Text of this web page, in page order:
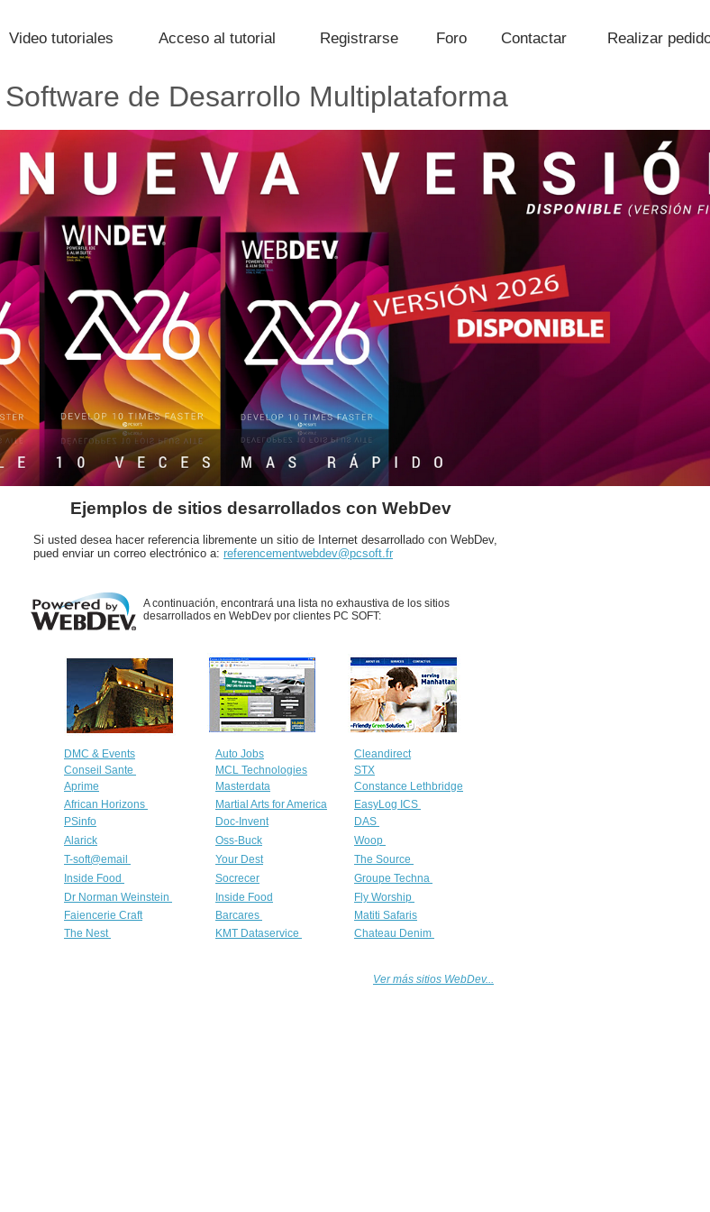
Software de Desarrollo Multiplataforma
Ejemplos de sitios desarrollados con WebDev
Si usted desea hacer referencia libremente un sitio de Internet desarrollado con WebDev,
pued enviar un correo electrónico a: referencementwebdev@pcsoft.fr
A continuación, encontrará una lista no exhaustiva de los sitios
desarrollados en WebDev por clientes PC SOFT:
DMC & Events Auto Jobs
Cleandirect
Conseil Sante
MCL Technologies
STX
Aprime
Masterdata
Constance Lethbridge
African Horizons
Martial Arts for America
EasyLog ICS
PSinfo
Doc-Invent
DAS
Alarick
Oss-Buck
Woop
T-soft@email
Your Dest
The Source
Inside Food
Socrecer
Groupe Techna
Dr Norman Weinstein
Inside Food
Fly Worship
Faiencerie Craft
Barcares
Matiti Safaris
The Nest
KMT Dataservice Chateau Denim
Ver más sitios WebDev...
Video tutoriales Acceso al tutorial Registrarse Foro Contactar Realizar